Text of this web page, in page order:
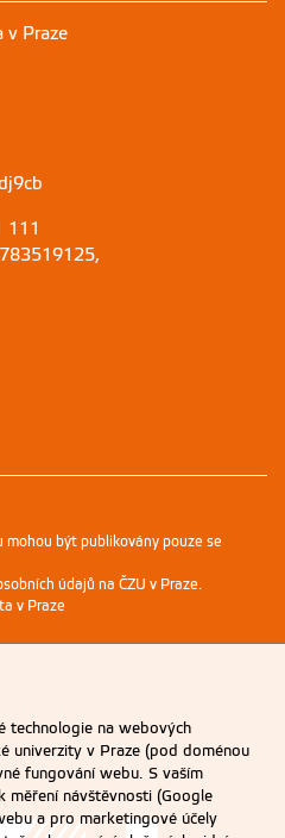
v Praze
111
být publikovány pouze se
údajů na ČZU v Praze.
v Praze
technologie na webových
univerzity v Praze (pod doménou
fungování webu. S vaším
měření návštěvnosti (Google
a pro marketingové účely